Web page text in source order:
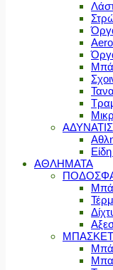
ΑΘΛΗΜΑΤΑ
ΜΠΑΣΚΕΤ